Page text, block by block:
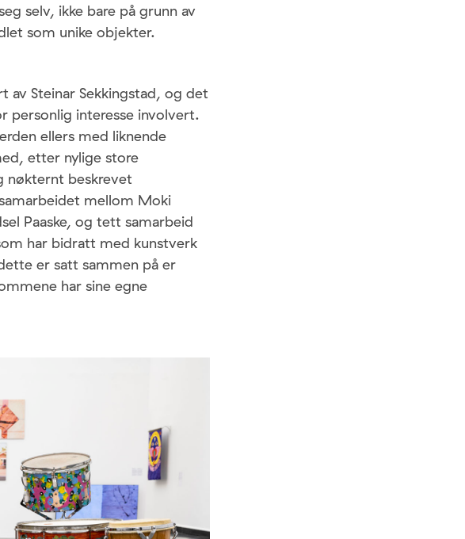
selv, ikke bare på grunn av
som unike objekter.
av Steinar Sekkingstad, og det
personlig interesse involvert.
ellers med liknende
etter nylige store
nøkternt beskrevet
mellom Moki
Paaske, og tett samarbeid
har bidratt med kunstverk
er satt sammen på er
har sine egne